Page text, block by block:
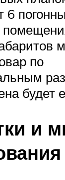
6
по
будет
и